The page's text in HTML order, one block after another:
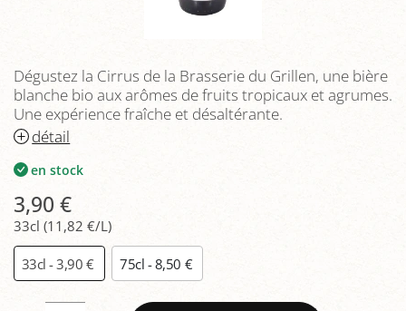
Dégustez la Cirrus de la Brasserie du Grillen, une bière
blanche bio aux arômes de fruits tropicaux et agrumes.
Une expérience fraîche et désaltérante.
détail
en stock
3,90 €
33cl (11,82 €/L)
33cl - 3,90 € 75cl - 8,50 €